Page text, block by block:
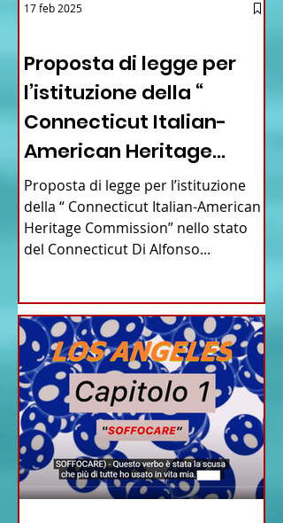
Proposta di legge per
l’istituzione della “
Connecticut Italian-
American Heritage
Commission” nello stato
del Connecticut
Proposta di legge per l’istituzione
della “ Connecticut Italian-American
Heritage Commission” nello stato
del Connecticut Di Alfonso...
17 feb 2025